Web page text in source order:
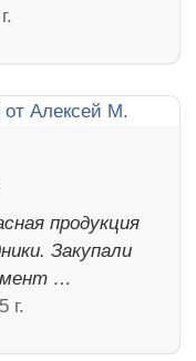
продукция
Закупали
…
г.